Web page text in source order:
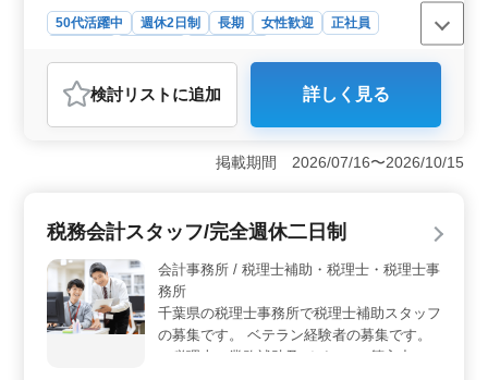
50代活躍中 週休2日制 長期 女性歓迎
正社員
おすすめポイント
＜働きやすい環境＞ 残業が少なく、週休2日制の働き方
が整っています。地元に根ざした会計事務所なので、通
勤もストレスフリーです。駅から徒歩5分以内でアクセス
が良く、仕事とプライベートのバランスを取りやすい環
ど、幅広い業務に携わりながらスキルを磨くことが可能
して安心して長く働ける環境です。 ＜魅力的な報酬
＞ 年収400万円から550万円という魅力的な報酬体系が
あります。経験と能力をしっかり評価し、やりがいのあ
る仕事に対する適正な報酬が見込めます。経済的な安定
感を求める方にも適しています。
検討リスト に追加 詳しく見る
掲載期間 2026/07/16〜2026/10/15
税務会計スタッフ/完全週休二日制
会計事務所 / 税理士補助・税理士・税理士事
務所
千葉県の税理士事務所で税理士補助スタッフ
の募集です。 ベテラン経験者の募集です。
＊税理士の業務補助及びパソコン等入力の業